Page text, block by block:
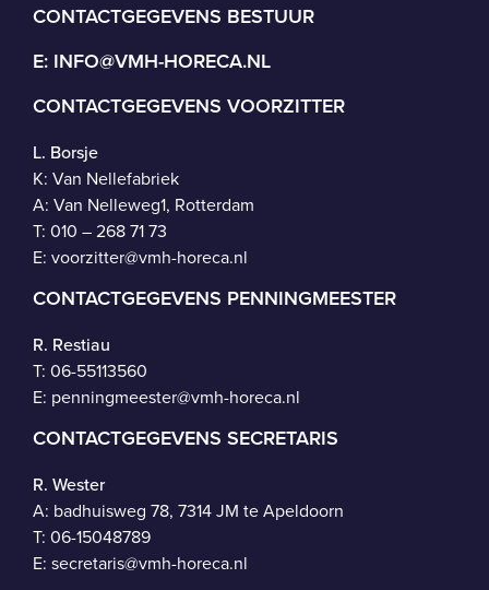
CONTACTGEGEVENS BESTUUR
E: INFO@VMH-HORECA.NL
CONTACTGEGEVENS VOORZITTER
L. Borsje
K: Van Nellefabriek
A: Van Nelleweg1, Rotterdam
T: 010 – 268 71 73
E: voorzitter@vmh-horeca.nl
CONTACTGEGEVENS PENNINGMEESTER
R. Restiau
T: 06-55113560
E: penningmeester@vmh-horeca.nl
CONTACTGEGEVENS SECRETARIS
R. Wester
A: badhuisweg 78, 7314 JM te Apeldoorn
T: 06-15048789
E: secretaris@vmh-horeca.nl